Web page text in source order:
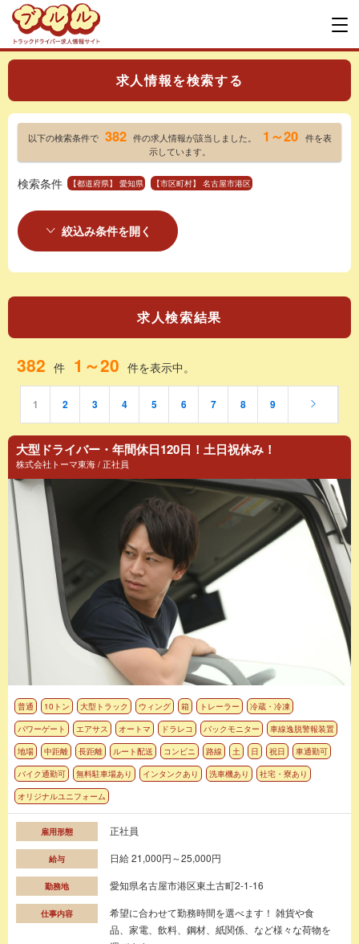
求人情報を検索する
以下の検索条件で 382 件の求人情報が該当しました。 1～20 件を表
示しています。
検索条件 【都道府県】 愛知県 【市区町村】 名古屋市港区
絞込み条件を開く
求人検索結果
382 件 1～20 件を表示中。
1 2 3 4 5 6 7 8 9
大型ドライバー・年間休日120日！土日祝休み！
株式会社トーマ東海 / 正社員
普通 10トン 大型トラック ウィング 箱 トレーラー
冷蔵・冷凍
パワーゲート
エアサス オートマ ドラレコ バックモニター
車線逸脱警報装置
地場
中距離 長距離 ルート配送 コンビニ 路線 土 日 祝日
車通勤可
バイク通勤可
無料駐車場あり インタンクあり 洗車機あり
社宅・寮あり
オリジナルユニフォーム
雇用形態 正社員
給与 日給 21,000円～25,000円
勤務地 愛知県名古屋市港区東土古町2-1-16
仕事内容
希望に合わせて勤務時間を選べます！ 雑貨や食
品、家電、飲料、鋼材、紙関係、など様々な荷物を